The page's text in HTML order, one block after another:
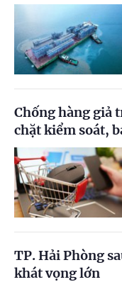
Chống hàng giả
chặt kiểm soát,
TP. Hải Phòng
khát vọng lớn